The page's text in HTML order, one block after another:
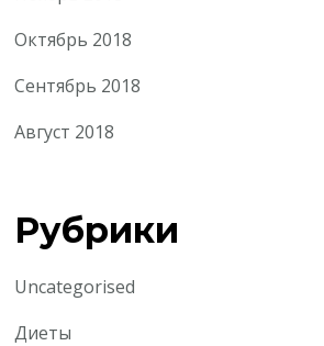
Октябрь 2018
Сентябрь 2018
Август 2018
Рубрики
Uncategorised
Диеты